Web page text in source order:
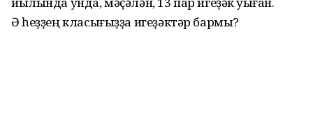
Ә һеҙҙең класығыҙҙа игеҙәктәр бармы?